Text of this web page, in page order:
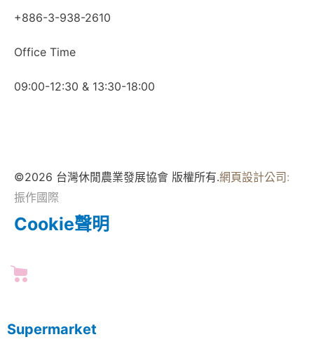
+886-3-938-2610
Office Time
09:00-12:30 & 13:30-18:00
©2026 台灣休閒農業發展協會 版權所有.網頁設計公司:
振作國際
Cookie聲明
Supermarket